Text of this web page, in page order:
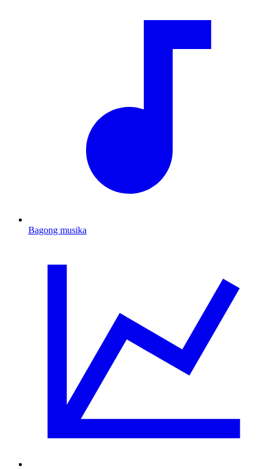
Bagong musika